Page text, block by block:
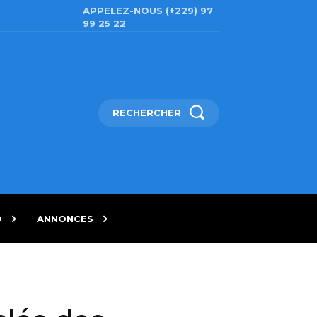
APPELEZ-NOUS (+229) 97
99 25 22
RECHERCHER
ANNONCES